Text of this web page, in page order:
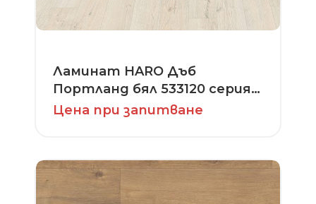
Ламинат HARO Дъб
Портланд бял 533120 серия
Tritty 100 4V
Цена при запитване